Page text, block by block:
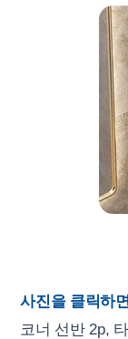
사진을 클릭하면
코너 선반 2p,